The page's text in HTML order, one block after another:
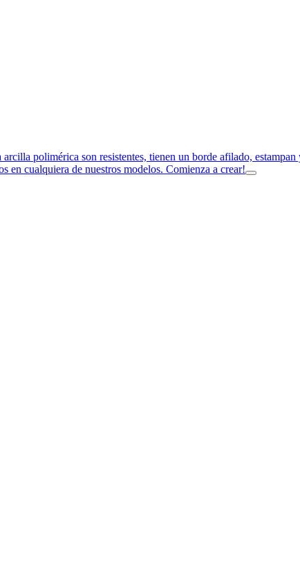
polimérica son resistentes, tienen un borde afilado,
en cualquiera de nuestros modelos. Comienza a crear!